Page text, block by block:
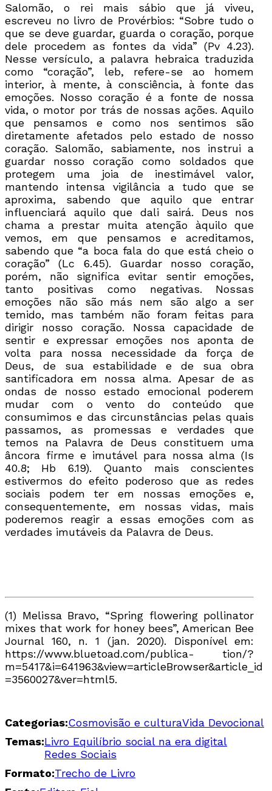
Salomão, o rei mais sábio que já viveu,
escreveu no livro de Provérbios: “Sobre tudo o
que se deve guardar, guarda o coração, porque
dele procedem as fontes da vida” (Pv 4.23).
Nesse versículo, a palavra hebraica traduzida
como “coração”, leb, refere-se ao homem
interior, à mente, à consciência, à fonte das
emoções. Nosso coração é a fonte de nossa
vida, o motor por trás de nossas ações. Aquilo
que pensamos e como nos sentimos são
diretamente afetados pelo estado de nosso
coração. Salomão, sabiamente, nos instrui a
guardar nosso coração como soldados que
protegem uma joia de inestimável valor,
mantendo intensa vigilância a tudo que se
aproxima, sabendo que aquilo que entrar
influenciará aquilo que dali sairá. Deus nos
chama a prestar muita atenção àquilo que
vemos, em que pensamos e acreditamos,
sabendo que “a boca fala do que está cheio o
coração” (Lc 6.45). Guardar nosso coração,
porém, não significa evitar sentir emoções,
tanto positivas como negativas. Nossas
emoções não são más nem são algo a ser
temido, mas também não foram feitas para
dirigir nosso coração. Nossa capacidade de
sentir e expressar emoções nos aponta de
volta para nossa necessidade da força de
Deus, de sua estabilidade e de sua obra
santificadora em nossa alma. Apesar de as
ondas de nosso estado emocional poderem
mudar com o vento do conteúdo que
consumimos e das circunstâncias pelas quais
passamos, as promessas e verdades que
temos na Palavra de Deus constituem uma
âncora firme e imutável para nossa alma (Is
40.8; Hb 6.19). Quanto mais conscientes
estivermos do efeito poderoso que as redes
sociais podem ter em nossas emoções e,
consequentemente, em nossas vidas, mais
poderemos reagir a essas emoções com as
verdades imutáveis da Palavra de Deus.
(1) Melissa Bravo, “Spring flowering pollinator
mixes that work for honey bees”, American Bee
Journal 160, n. 1 (jan. 2020). Disponível em:
https://www.bluetoad.com/publica- tion/?
m=5417&i=641963&view=articleBrowser&article_id
=3560027&ver=html5.
Categorias:Cosmovisão e culturaVida Devocional
Temas:Livro Equilíbrio social na era digital
Redes Sociais
Formato:Trecho de Livro